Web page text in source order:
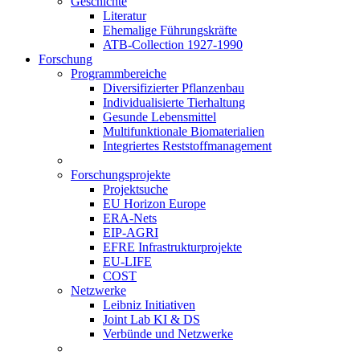
Literatur
Ehemalige Führungskräfte
ATB-Collection 1927-1990
Forschung
Programmbereiche
Diversifizierter Pflanzenbau
Individualisierte Tierhaltung
Gesunde Lebensmittel
Multifunktionale Biomaterialien
Integriertes Reststoffmanagement
Forschungsprojekte
Projektsuche
EU Horizon Europe
ERA-Nets
EIP-AGRI
EFRE Infrastrukturprojekte
EU-LIFE
COST
Netzwerke
Leibniz Initiativen
Joint Lab KI & DS
Verbünde und Netzwerke